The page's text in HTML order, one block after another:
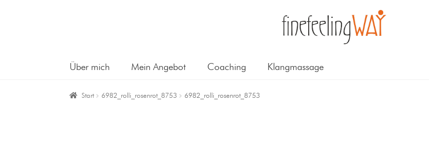
Über mich Mein Angebot Coaching Klangmassage
Start 6982_rolli_rosenrot_8753 6982_rolli_rosenrot_8753